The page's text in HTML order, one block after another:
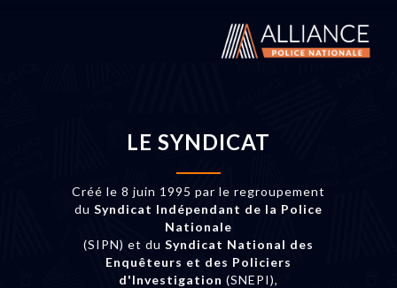
LE SYNDICAT
Créé le 8 juin 1995 par le regroupement
du Syndicat Indépendant de la Police
Nationale
(SIPN) et du Syndicat National des
Enquêteurs et des Policiers
d'Investigation (SNEPI),